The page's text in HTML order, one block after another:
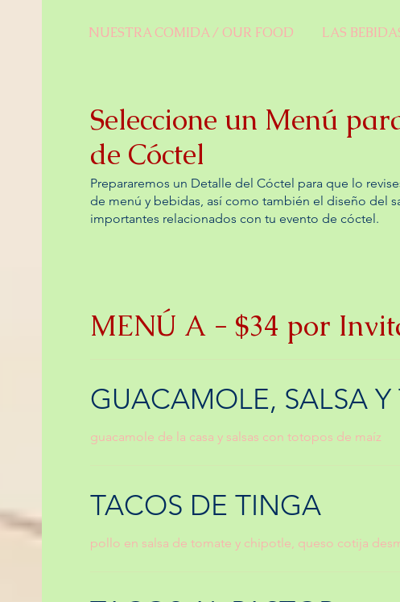
NUESTRA COMIDA / OUR FOOD LAS
Seleccione un Menú
de Cóctel
Prepararemos un Detalle del Cóctel para que lo
de menú y bebidas, así como también el diseño del
importantes relacionados con tu evento de cóctel.
MENÚ A - $34 por
GUACAMOLE, SALSA
guacamole de la casa y salsas con totopos de maíz
TACOS DE TINGA
pollo en salsa de tomate y chipotle, queso cotija